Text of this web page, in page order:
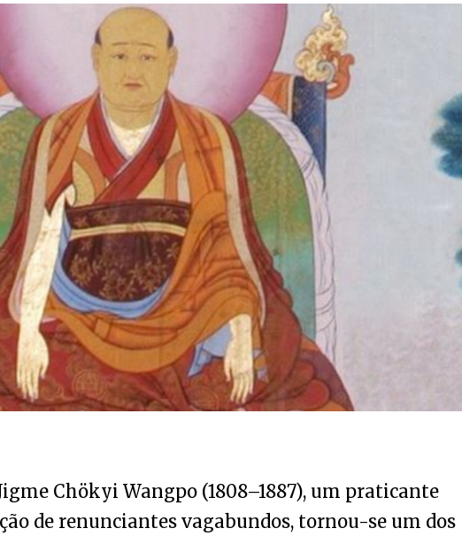
Chökyi Wangpo (1808–1887), um praticante
de renunciantes vagabundos, tornou-se um dos